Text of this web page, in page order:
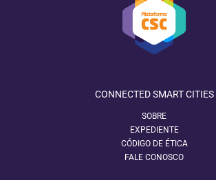
CONNECTED SMART CITIES
SOBRE
EXPEDIENTE
CÓDIGO DE ÉTICA
FALE CONOSCO